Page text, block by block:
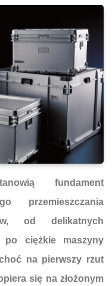
fundament
przemieszczania
od delikatnych
po ciężkie maszyny
na pierwszy rzut
się na złożonym